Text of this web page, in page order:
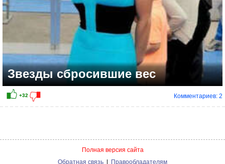
Звезды сбросившие вес
Комментариев: 2
Полная версия сайта
Обратная связь
Правообладателям